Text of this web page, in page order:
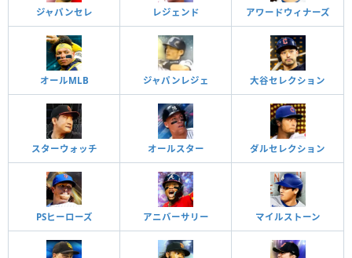
ジャパンセレ レジェンド アワードウィナーズ
オールMLB ジャパンレジェ 大谷セレクション
スターウォッチ オールスター ダルセレクション
PSヒーローズ アニバーサリー マイルストーン